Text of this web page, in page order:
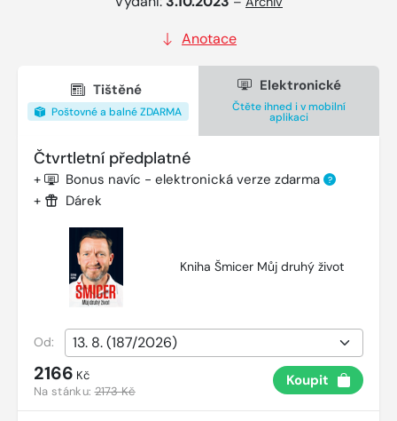
Anotace
Tištěné
Poštovné a balné ZDARMA
Elektronické
Čtěte ihned i v mobilní
aplikaci
Čtvrtletní předplatné
+ Bonus navíc - elektronická verze zdarma ?
+ Dárek
Kniha Šmicer Můj druhý život
Od:
2166 Kč
Na stánku:2173 Kč
Koupit